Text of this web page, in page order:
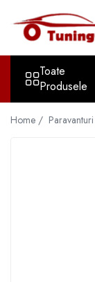
Toate Produsele
Accesorii exterior
Accesorii auto
Accesorii auto inox
Toate
Produsele
Home /